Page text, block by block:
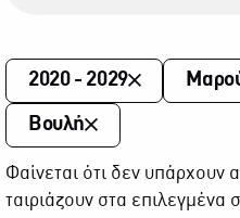
2020 - 2029
Βουλή
Φαίνεται ότι δεν υπάρχουν
ταιριάζουν στα επιλεγμένα